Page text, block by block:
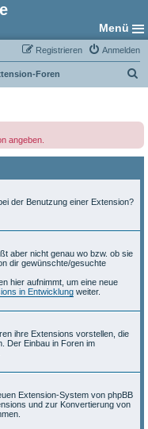
Menü
Anmelden
Registrieren
Foren
e
angeben.
der Benutzung einer Extension?
aber nicht genau wo bzw. ob sie
dir gewünschte/gesuchte
hier aufnimmt, um eine neue
in Entwicklung weiter.
ihre Extensions vorstellen, die
Der Einbau in Foren im
Extension-System von phpBB
und zur Konvertierung von